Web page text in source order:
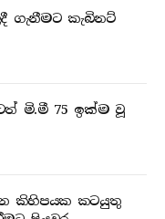
ගැනීමට කැබිනට්
මි.මී 75 ඉක්ම වූ
කිහිපයක කටයුතු